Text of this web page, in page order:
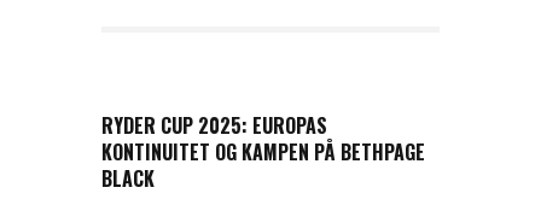
RYDER CUP 2025: EUROPAS
KONTINUITET OG KAMPEN PÅ BETHPAGE
BLACK